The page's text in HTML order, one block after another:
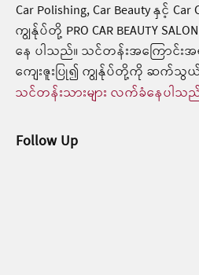
Car Polishing, Car Beauty နှင့်
ကျွန်ုပ်တို့ PRO CAR BEAUTY
နေ ပါသည်။ သင်တန်းအကြောင်
ကျေးဇူးပြု၍ ကျွန်ုပ်တို့ကို ဆက်သွယ်
သင်တန်းသားများ လက်ခံနေပါသ
Follow Up